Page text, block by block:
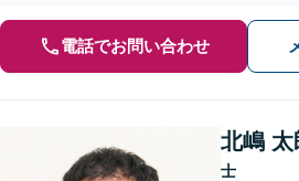
電話でお問い合わせ
北嶋 太
士